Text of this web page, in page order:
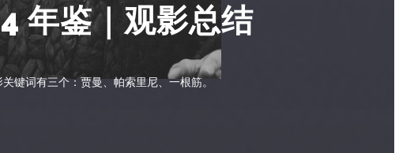
年鉴｜观影总结
键词有三个：贾曼、帕索里尼、一根筋。